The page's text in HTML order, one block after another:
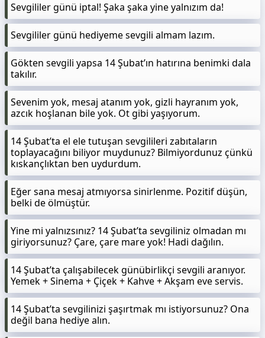
Sevgililer günü iptal! Şaka şaka yine yalnızım da!
Sevgililer günü hediyeme sevgili almam lazım.
Gökten sevgili yapsa 14 Şubat’ın hatırına benimki dala
takılır.
Sevenim yok, mesaj atanım yok, gizli hayranım yok,
azcık hoşlanan bile yok. Ot gibi yaşıyorum.
14 Şubat’ta el ele tutuşan sevgilileri zabıtaların
toplayacağını biliyor muydunuz? Bilmiyordunuz çünkü
kıskançlıktan ben uydurdum.
Eğer sana mesaj atmıyorsa sinirlenme. Pozitif düşün,
belki de ölmüştür.
Yine mi yalnızsınız? 14 Şubat’ta sevgiliniz olmadan mı
giriyorsunuz? Çare, çare mare yok! Hadi dağılın.
14 Şubat’ta çalışabilecek günübirlikçi sevgili aranıyor.
Yemek + Sinema + Çiçek + Kahve + Akşam eve servis.
14 Şubat’ta sevgilinizi şaşırtmak mı istiyorsunuz? Ona
değil bana hediye alın.